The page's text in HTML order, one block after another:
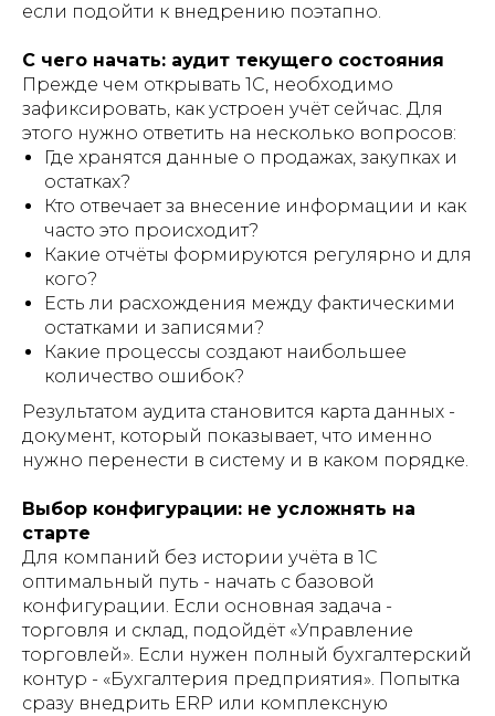
если подойти к внедрению поэтапно.
С чего начать: аудит текущего состояния
Прежде чем открывать 1С, необходимо
зафиксировать, как устроен учёт сейчас. Для
этого нужно ответить на несколько вопросов:
Где хранятся данные о продажах, закупках и
остатках?
Кто отвечает за внесение информации и как
часто это происходит?
Какие отчёты формируются регулярно и для
кого?
Есть ли расхождения между фактическими
остатками и записями?
Какие процессы создают наибольшее
количество ошибок?
Результатом аудита становится карта данных -
документ, который показывает, что именно
нужно перенести в систему и в каком порядке.
Выбор конфигурации: не усложнять на
старте
Для компаний без истории учёта в 1С
оптимальный путь - начать с базовой
конфигурации. Если основная задача -
торговля и склад, подойдёт «Управление
торговлей». Если нужен полный бухгалтерский
контур - «Бухгалтерия предприятия». Попытка
сразу внедрить ERP или комплексную